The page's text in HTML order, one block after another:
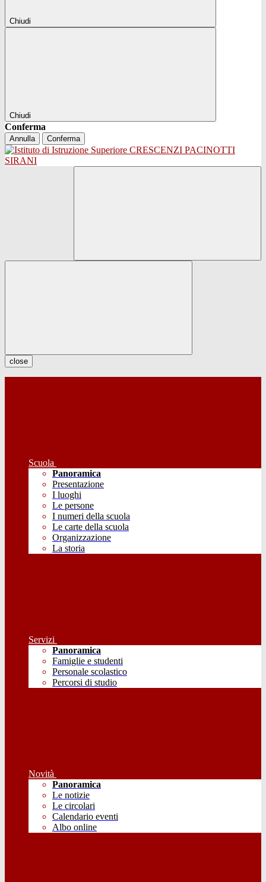
Chiudi
Chiudi
Conferma
Annulla Conferma
close
Scuola
Panoramica
Presentazione
I luoghi
Le persone
I numeri della scuola
Le carte della scuola
Organizzazione
La storia
Servizi
Panoramica
Famiglie e studenti
Personale scolastico
Percorsi di studio
Novità
Panoramica
Le notizie
Le circolari
Calendario eventi
Albo online